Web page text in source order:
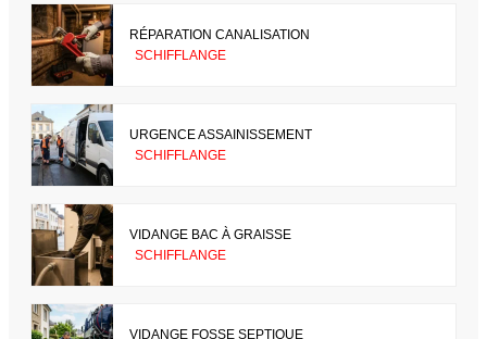
RÉPARATION CANALISATION
SCHIFFLANGE
URGENCE ASSAINISSEMENT
SCHIFFLANGE
VIDANGE BAC À GRAISSE
SCHIFFLANGE
VIDANGE FOSSE SEPTIQUE